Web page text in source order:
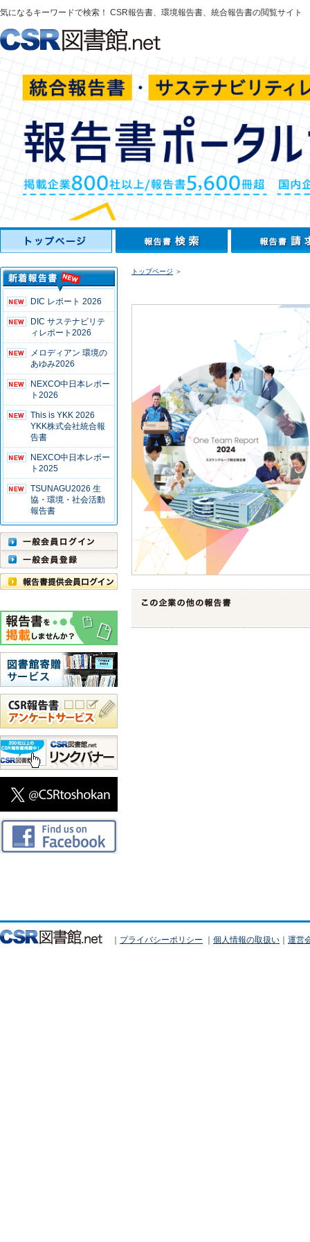
気になるキーワードで検索！ CSR報告書、環境報告書、統合報告書の閲覧サイト
DIC レポート 2026
DIC サステナビリテ
ィレポート2026
メロディアン 環境の
あゆみ2026
NEXCO中日本レポー
ト2026
This is YKK 2026
YKK株式会社統合報
告書
NEXCO中日本レポー
ト2025
TSUNAGU2026 生
協・環境・社会活動
報告書
トップページ ＞
｜ プライバシーポリシー ｜ 個人情報の取扱い ｜ 運営